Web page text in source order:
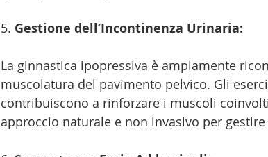
5. Gestione dell’Incontinenza Urinaria:
La ginnastica ipopressiva è ampiamente
muscolatura del pavimento pelvico. Gli
contribuiscono a rinforzare i muscoli
approccio naturale e non invasivo per